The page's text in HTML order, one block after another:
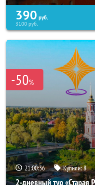
390 руб.
3100руб.
-50%
21:00:34 Купили:8
2-дневный тур «Старая